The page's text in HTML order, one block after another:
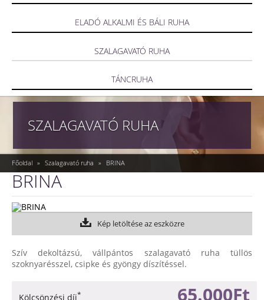
ELADÓ ALKALMI ÉS BÁLI RUHA
SZALAGAVATÓ RUHA
TÁNCRUHA
SZALAGAVATÓ RUHA
Főoldal » Szalagavató ruha » BRINA
BRINA
Kép letöltése az eszközre
Szív dekoltázsú, vállpántos szalagavató ruha tüllös
szoknyarésszel, csipke és gyöngy díszítéssel.
Kölcsönzési díj* 65.000Ft